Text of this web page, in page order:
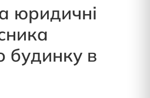
юридичні
будинку в